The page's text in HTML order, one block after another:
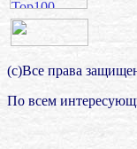
(с)Все права
По всем